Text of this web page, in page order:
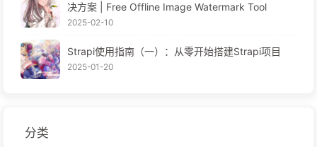
决方案 | Free Offline Image Watermark Tool
2025-02-10
Strapi使用指南（一）：从零开始搭建Strapi项目
2025-01-20
分类